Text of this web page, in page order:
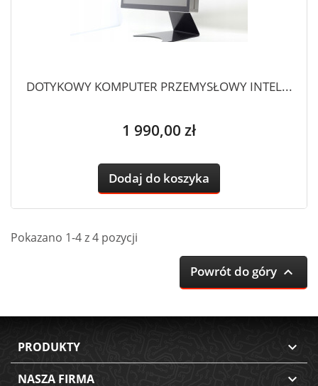
DOTYKOWY KOMPUTER PRZEMYSŁOWY INTEL...
Cena
1 990,00 zł
Dodaj do koszyka
Pokazano 1-4 z 4 pozycji
Powrót do góry 
PRODUKTY 
NASZA FIRMA 